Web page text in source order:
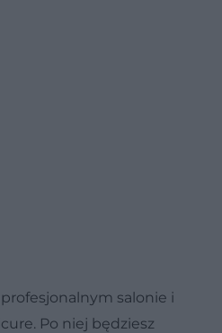
salonie i
Po niej będziesz